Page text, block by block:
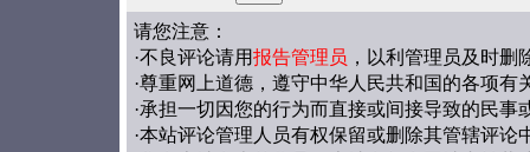
请您注意：
·不良评论请用报告管理员 ，以利管理员及时删
·尊重网上道德，遵守中华人民共和国的各项有
·承担一切因您的行为而直接或间接导致的民事
·本站评论管理人员有权保留或删除其管辖评论